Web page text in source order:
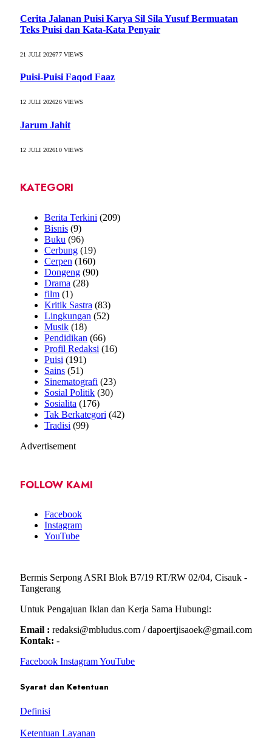
Cerita Jalanan Puisi Karya Sil Sila Yusuf Bermuatan
Teks Puisi dan Kata-Kata Penyair
21 JULI 202677VIEWS
Puisi-Puisi Faqod Faaz
12 JULI 202626VIEWS
Jarum Jahit
12 JULI 202610VIEWS
KATEGORI
Berita Terkini (209)
Bisnis (9)
Buku (96)
Cerbung (19)
Cerpen (160)
Dongeng (90)
Drama (28)
film (1)
Kritik Sastra (83)
Lingkungan (52)
Musik (18)
Pendidikan (66)
Profil Redaksi (16)
Puisi (191)
Sains (51)
Sinematografi (23)
Sosial Politik (30)
Sosialita (176)
Tak Berkategori (42)
Tradisi (99)
Advertisement
FOLLOW KAMI
Facebook
Instagram
YouTube
Bermis Serpong ASRI Blok B7/19 RT/RW 02/04, Cisauk -
Tangerang
Untuk Pengajuan Iklan dan Kerja Sama Hubungi:
Email : redaksi@mbludus.com / dapoertjisaoek@gmail.com
Kontak: -
Facebook InstagramYouTube
Syarat dan Ketentuan
Definisi
Ketentuan Layanan